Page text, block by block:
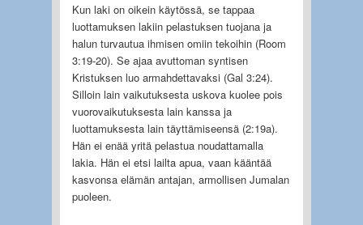
Kun laki on oikein käytössä, se tappaa
luottamuksen lakiin pelastuksen tuojana ja
halun turvautua ihmisen omiin tekoihin (Room
3:19-20). Se ajaa avuttoman syntisen
Kristuksen luo armahdettavaksi (Gal 3:24).
Silloin lain vaikutuksesta uskova kuolee pois
vuorovaikutuksesta lain kanssa ja
luottamuksesta lain täyttämiseensä (2:19a).
Hän ei enää yritä pelastua noudattamalla
lakia. Hän ei etsi lailta apua, vaan kääntää
kasvonsa elämän antajan, armollisen Jumalan
puoleen.